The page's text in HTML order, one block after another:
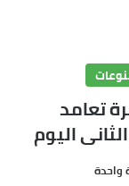
تعامد
اليوم
واحدة